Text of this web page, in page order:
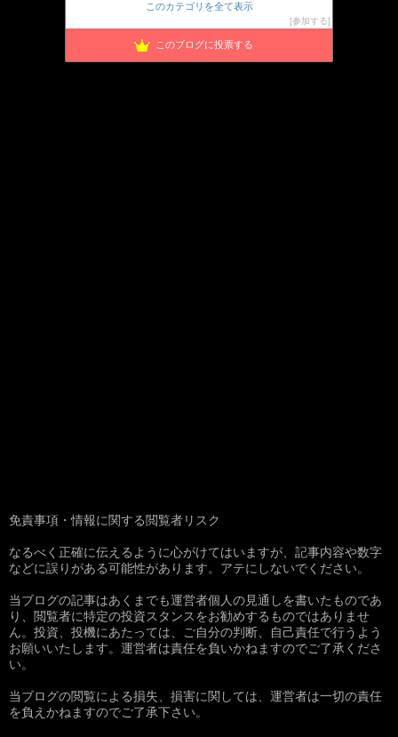
このカテゴリを全て表示
参加する
このブログに投票する
免責事項・情報に関する閲覧者リスク
なるべく正確に伝えるように心がけてはいますが、記事内容や数字
などに誤りがある可能性があります。アテにしないでください。
当ブログの記事はあくまでも運営者個人の見通しを書いたものであ
り、閲覧者に特定の投資スタンスをお勧めするものではありませ
ん。投資、投機にあたっては、ご自分の判断、自己責任で行うよう
お願いいたします。運営者は責任を負いかねますのでご了承くださ
い。
当ブログの閲覧による損失、損害に関しては、運営者は一切の責任
を負えかねますのでご了承下さい。